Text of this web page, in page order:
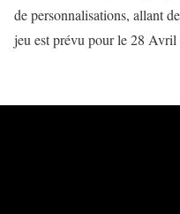
de personnalisations, allant
jeu est prévu pour le 28 Avril